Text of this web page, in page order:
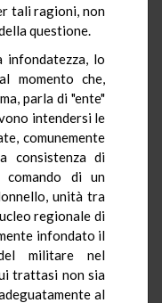
tali ragioni, non
questione.
infondatezza, lo
momento che,
parla di "ente"
intendersi le
comunemente
consistenza di
di un
unità tra
regionale di
infondato il
militare nel
trattasi non sia
al